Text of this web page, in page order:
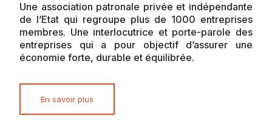
Une association patronale privée et indépendante
de l’Etat qui regroupe plus de 1000 entreprises
membres. Une interlocutrice et porte-parole des
entreprises qui a pour objectif d’assurer une
économie forte, durable et équilibrée.
En savoir plus